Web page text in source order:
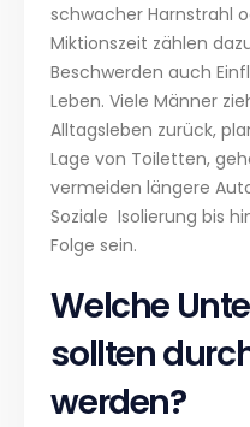
schwacher Harnstrahl
Miktionszeit zählen
Beschwerden auch
Leben. Viele Männer
Alltagsleben zurück,
Lage von Toiletten,
vermeiden längere
Soziale Isolierung bis
Folge sein.
Welche
sollten
werden?